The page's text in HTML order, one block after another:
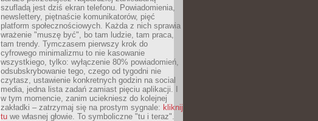
szufladą jest dziś ekran telefonu. Powiadomienia,
newslettery, piętnaście komunikatorów, pięć
platform społecznościowych. Każda z nich sprawia
wrażenie "muszę być", bo tam ludzie, tam praca,
tam trendy. Tymczasem pierwszy krok do
cyfrowego minimalizmu to nie kasowanie
wszystkiego, tylko: wyłączenie 80% powiadomień,
odsubskrybowanie tego, czego od tygodni nie
czytasz, ustawienie konkretnych godzin na social
media, jedna lista zadań zamiast pięciu aplikacji. I
w tym momencie, zanim uciekniesz do kolejnej
zakładki – zatrzymaj się na prostym sygnale: kliknij
tu we własnej głowie. To symboliczne "tu i teraz".